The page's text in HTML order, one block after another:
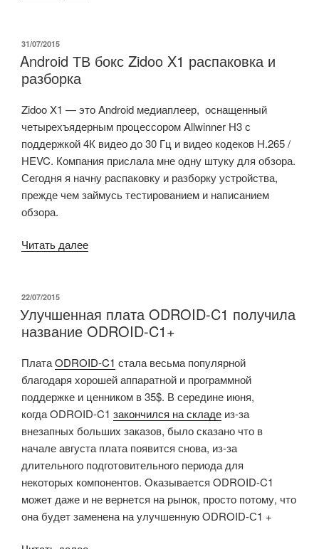
Intel
Stick»
ОПУБЛИКОВАНО
31/07/2015
Android ТВ бокс Zidoo X1 распаковка и
разборка
Zidoo X1 — это Android медиаплеер, оснащенный
четырехъядерным процессором Allwinner H3 с
поддержкой 4К видео до 30 Гц и видео кодеков H.265 /
HEVC. Компания прислала мне одну штуку для обзора.
Сегодня я начну распаковку и разборку устройства,
прежде чем займусь тестированием и написанием
обзора.
Читать далее«Android
X1
распаковка
разборка»
ОПУБЛИКОВАНО
22/07/2015
Улучшенная плата ODROID-C1 получила
название ODROID-C1+
ПлатаODROID-C1 стала весьма популярной
благодаря хорошей аппаратной и программной
поддержке и ценником в 35$. В середине июня,
когда ODROID-C1 закончился на складе из-за
внезапных больших заказов, было сказано что в
начале августа плата появится снова, из-за
длительного подготовительного периода для
некоторых компонентов. Оказывается ODROID-C1
может даже и не вернется на рынок, просто потому, что
она будет заменена на улучшенную ODROID-С1 +